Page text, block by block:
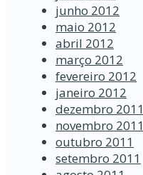
junho 2012
maio 2012
abril 2012
março 2012
fevereiro 2012
janeiro 2012
dezembro 2011
novembro 2011
outubro 2011
setembro 2011